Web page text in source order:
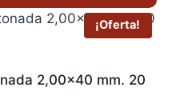
¡Oferta!
2,00×40 mm. 20